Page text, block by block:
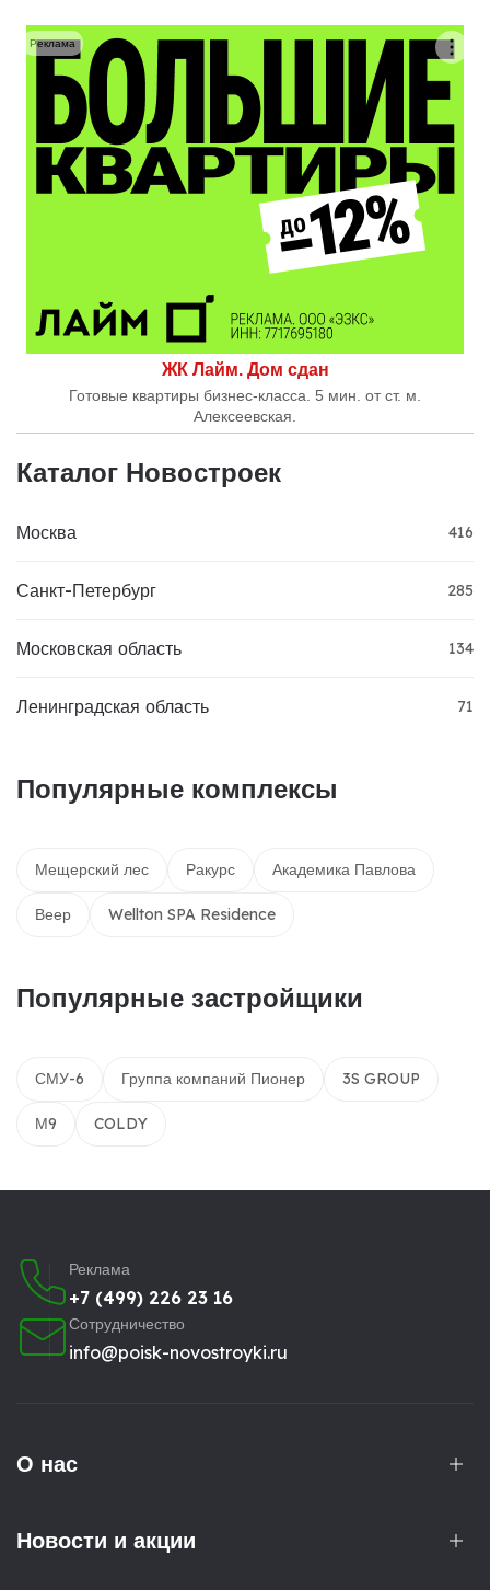
ЖК Лайм. Дом сдан
Готовые квартиры бизнес-класса. 5 мин. от ст. м.
Алексеевская.
Реклама
Каталог Новостроек
Москва 416
Санкт-Петербург 285
Московская область 134
Ленинградская область 71
Популярные комплексы
Мещерский лес Ракурс Академика Павлова
Веер Wellton SPA Residence
Популярные застройщики
СМУ-6 Группа компаний Пионер 3S GROUP
М9 COLDY
Реклама
+7 (499) 226 23 16
Сотрудничество
info@poisk-novostroyki.ru
О нас
Новости и акции